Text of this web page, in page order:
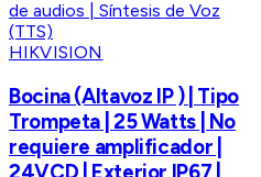
HIKVISION
Bocina (Altavoz IP ) | Tipo
Trompeta | 25 Watts | No
requiere amplificador |